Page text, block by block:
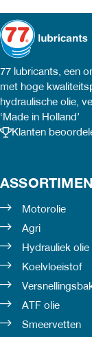
kan
77 lubricants, een
met hoge
hydraulische olie,
‘Made in Holland’
Klanten
Motorolie
Agri
Hydrauliek olie
Koelvloeistof
ATF olie
Smeervetten